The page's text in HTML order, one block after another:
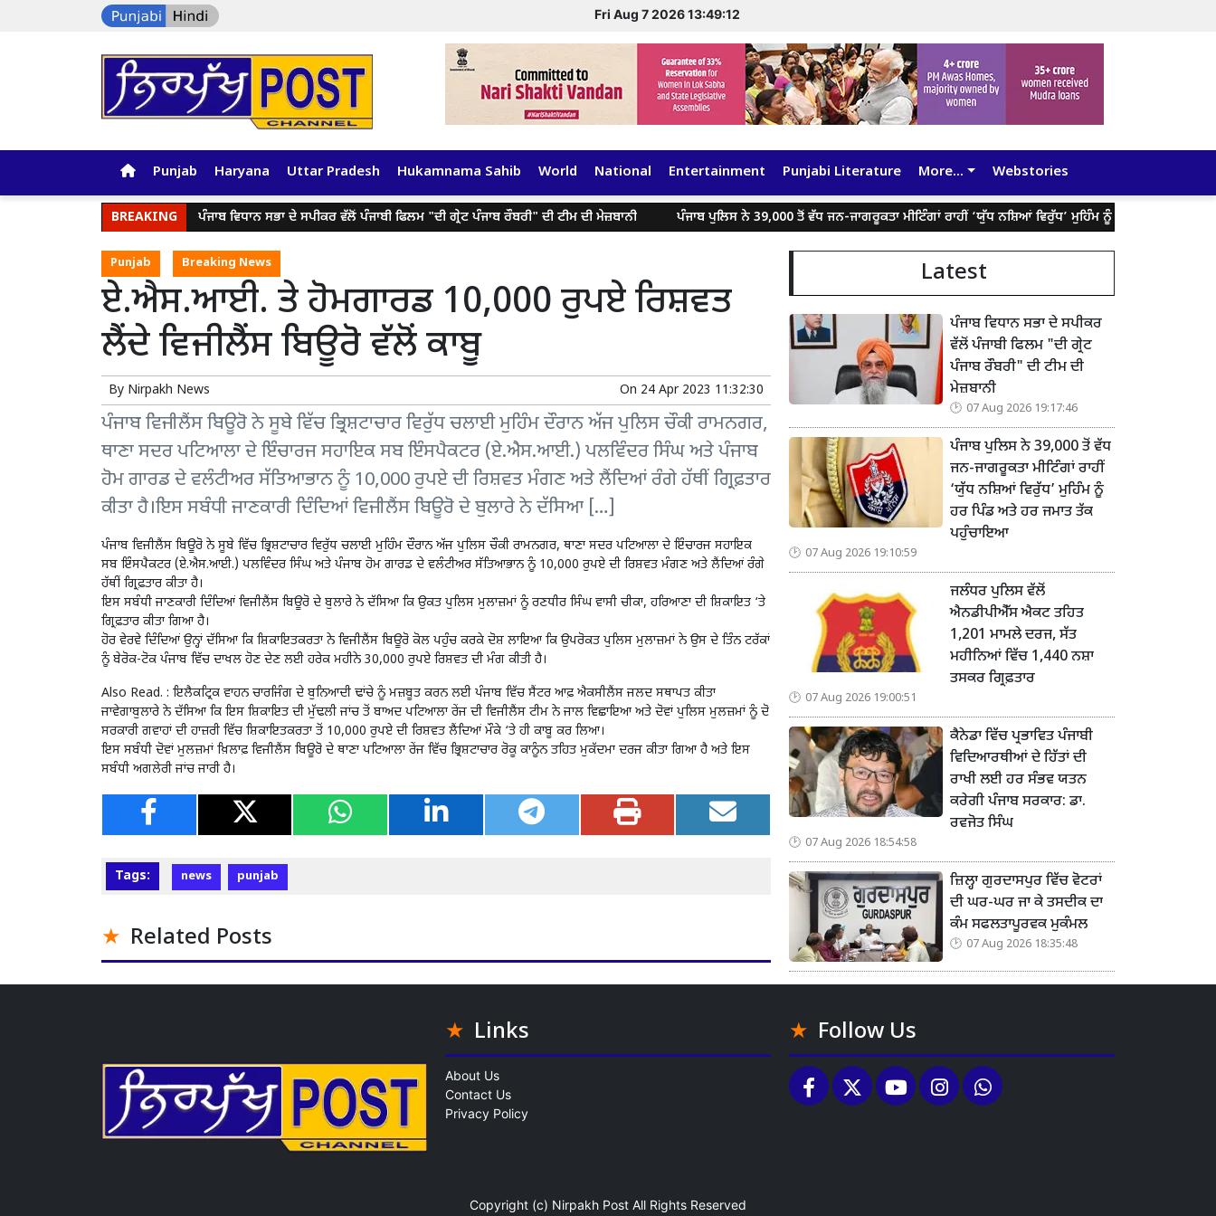
Fri Aug 7 2026 13:49:12
Punjab Haryana Uttar Pradesh Hukamnama Sahib World National Entertainment Punjabi Literature More... Webstories
BREAKINGਪੰਜਾਬ ਵਿਧਾਨ ਸਭਾ ਦੇ ਸਪੀਕਰ ਵੱਲੋਂ ਪੰਜਾਬੀ ਫਿਲਮ "ਦੀ ਗ੍ਰੇਟ ਪੰਜਾਬ ਰੌਬਰੀ" ਦੀ ਟੀਮ ਦੀ ਮੇਜ਼ਬਾਨੀ ਪੰਜਾਬ ਪੁਲਿਸ ਨੇ 39,000 ਤੋਂ ਵੱਧ ਜਨ-ਜਾਗਰੂਕਤਾ ਮੀਟਿੰਗਾਂ ਰਾਹੀਂ ‘ਯੁੱਧ ਨਸ਼ਿਆਂ ਵਿਰੁੱਧ’ ਮੁਹਿੰਮ ਨੂੰ ਹਰ ਪਿੰਡ ਅਤੇ ਹਰ
Punjab Breaking News
ਏ.ਐਸ.ਆਈ. ਤੇ ਹੋਮਗਾਰਡ 10,000 ਰੁਪਏ ਰਿਸ਼ਵਤ
ਲੈਂਦੇ ਵਿਜੀਲੈਂਸ ਬਿਊਰੋ ਵੱਲੋਂ ਕਾਬੂ
By Nirpakh News On 24 Apr 2023 11:32:30
ਪੰਜਾਬ ਵਿਜੀਲੈਂਸ ਬਿਊਰੋ ਨੇ ਸੂਬੇ ਵਿੱਚ ਭ੍ਰਿਸ਼ਟਾਚਾਰ ਵਿਰੁੱਧ ਚਲਾਈ ਮੁਹਿੰਮ ਦੌਰਾਨ ਅੱਜ ਪੁਲਿਸ ਚੌਕੀ ਰਾਮਨਗਰ,
ਥਾਣਾ ਸਦਰ ਪਟਿਆਲਾ ਦੇ ਇੰਚਾਰਜ ਸਹਾਇਕ ਸਬ ਇੰਸਪੈਕਟਰ (ਏ.ਐਸ.ਆਈ.) ਪਲਵਿੰਦਰ ਸਿੰਘ ਅਤੇ ਪੰਜਾਬ
ਹੋਮ ਗਾਰਡ ਦੇ ਵਲੰਟੀਅਰ ਸੱਤਿਆਭਾਨ ਨੂੰ 10,000 ਰੁਪਏ ਦੀ ਰਿਸ਼ਵਤ ਮੰਗਣ ਅਤੇ ਲੈਂਦਿਆਂ ਰੰਗੇ ਹੱਥੀਂ ਗ੍ਰਿਫ਼ਤਾਰ
ਕੀਤਾ ਹੈ।ਇਸ ਸਬੰਧੀ ਜਾਣਕਾਰੀ ਦਿੰਦਿਆਂ ਵਿਜੀਲੈਂਸ ਬਿਊਰੋ ਦੇ ਬੁਲਾਰੇ ਨੇ ਦੱਸਿਆ […]
ਪੰਜਾਬ ਵਿਜੀਲੈਂਸ ਬਿਊਰੋ ਨੇ ਸੂਬੇ ਵਿੱਚ ਭ੍ਰਿਸ਼ਟਾਚਾਰ ਵਿਰੁੱਧ ਚਲਾਈ ਮੁਹਿੰਮ ਦੌਰਾਨ ਅੱਜ ਪੁਲਿਸ ਚੌਕੀ ਰਾਮਨਗਰ, ਥਾਣਾ ਸਦਰ ਪਟਿਆਲਾ ਦੇ ਇੰਚਾਰਜ ਸਹਾਇਕ
ਸਬ ਇੰਸਪੈਕਟਰ (ਏ.ਐਸ.ਆਈ.) ਪਲਵਿੰਦਰ ਸਿੰਘ ਅਤੇ ਪੰਜਾਬ ਹੋਮ ਗਾਰਡ ਦੇ ਵਲੰਟੀਅਰ ਸੱਤਿਆਭਾਨ ਨੂੰ 10,000 ਰੁਪਏ ਦੀ ਰਿਸ਼ਵਤ ਮੰਗਣ ਅਤੇ ਲੈਂਦਿਆਂ ਰੰਗੇ
ਹੱਥੀਂ ਗ੍ਰਿਫ਼ਤਾਰ ਕੀਤਾ ਹੈ।
ਇਸ ਸਬੰਧੀ ਜਾਣਕਾਰੀ ਦਿੰਦਿਆਂ ਵਿਜੀਲੈਂਸ ਬਿਊਰੋ ਦੇ ਬੁਲਾਰੇ ਨੇ ਦੱਸਿਆ ਕਿ ਉਕਤ ਪੁਲਿਸ ਮੁਲਾਜ਼ਮਾਂ ਨੂੰ ਰਣਧੀਰ ਸਿੰਘ ਵਾਸੀ ਚੀਕਾ, ਹਰਿਆਣਾ ਦੀ ਸ਼ਿਕਾਇਤ ‘ਤੇ
ਗ੍ਰਿਫ਼ਤਾਰ ਕੀਤਾ ਗਿਆ ਹੈ।
ਹੋਰ ਵੇਰਵੇ ਦਿੰਦਿਆਂ ਉਨ੍ਹਾਂ ਦੱਸਿਆ ਕਿ ਸ਼ਿਕਾਇਤਕਰਤਾ ਨੇ ਵਿਜੀਲੈਂਸ ਬਿਊਰੋ ਕੋਲ ਪਹੁੰਚ ਕਰਕੇ ਦੋਸ਼ ਲਾਇਆ ਕਿ ਉਪਰੋਕਤ ਪੁਲਿਸ ਮੁਲਾਜ਼ਮਾਂ ਨੇ ਉਸ ਦੇ ਤਿੰਨ ਟਰੱਕਾਂ
ਨੂੰ ਬੇਰੋਕ-ਟੋਕ ਪੰਜਾਬ ਵਿੱਚ ਦਾਖਲ ਹੋਣ ਦੇਣ ਲਈ ਹਰੇਕ ਮਹੀਨੇ 30,000 ਰੁਪਏ ਰਿਸ਼ਵਤ ਦੀ ਮੰਗ ਕੀਤੀ ਹੈ।
Also Read. : ਇਲੈਕਟ੍ਰਿਕ ਵਾਹਨ ਚਾਰਜਿੰਗ ਦੇ ਬੁਨਿਆਦੀ ਢਾਂਚੇ ਨੂੰ ਮਜ਼ਬੂਤ ਕਰਨ ਲਈ ਪੰਜਾਬ ਵਿੱਚ ਸੈਂਟਰ ਆਫ਼ ਐਕਸੀਲੈਂਸ ਜਲਦ ਸਥਾਪਤ ਕੀਤਾ
ਜਾਵੇਗਾਬੁਲਾਰੇ ਨੇ ਦੱਸਿਆ ਕਿ ਇਸ ਸ਼ਿਕਾਇਤ ਦੀ ਮੁੱਢਲੀ ਜਾਂਚ ਤੋਂ ਬਾਅਦ ਪਟਿਆਲਾ ਰੇਂਜ ਦੀ ਵਿਜੀਲੈਂਸ ਟੀਮ ਨੇ ਜਾਲ ਵਿਛਾਇਆ ਅਤੇ ਦੋਵਾਂ ਪੁਲਿਸ ਮੁਲਜ਼ਮਾਂ ਨੂੰ ਦੋ
ਸਰਕਾਰੀ ਗਵਾਹਾਂ ਦੀ ਹਾਜ਼ਰੀ ਵਿੱਚ ਸ਼ਿਕਾਇਤਕਰਤਾ ਤੋਂ 10,000 ਰੁਪਏ ਦੀ ਰਿਸ਼ਵਤ ਲੈਂਦਿਆਂ ਮੌਕੇ ‘ਤੇ ਹੀ ਕਾਬੂ ਕਰ ਲਿਆ।
ਇਸ ਸਬੰਧੀ ਦੋਵਾਂ ਮੁਲਜ਼ਮਾਂ ਖ਼ਿਲਾਫ਼ ਵਿਜੀਲੈਂਸ ਬਿਊਰੋ ਦੇ ਥਾਣਾ ਪਟਿਆਲਾ ਰੇਂਜ ਵਿੱਚ ਭ੍ਰਿਸ਼ਟਾਚਾਰ ਰੋਕੂ ਕਾਨੂੰਨ ਤਹਿਤ ਮੁਕੱਦਮਾ ਦਰਜ ਕੀਤਾ ਗਿਆ ਹੈ ਅਤੇ ਇਸ
ਸਬੰਧੀ ਅਗਲੇਰੀ ਜਾਂਚ ਜਾਰੀ ਹੈ।
Tags: news punjab
Related Posts
Latest
ਪੰਜਾਬ ਵਿਧਾਨ ਸਭਾ ਦੇ ਸਪੀਕਰ
ਵੱਲੋਂ ਪੰਜਾਬੀ ਫਿਲਮ "ਦੀ ਗ੍ਰੇਟ
ਪੰਜਾਬ ਰੌਬਰੀ" ਦੀ ਟੀਮ ਦੀ
ਮੇਜ਼ਬਾਨੀ
07 Aug 2026 19:17:46
ਪੰਜਾਬ ਪੁਲਿਸ ਨੇ 39,000 ਤੋਂ ਵੱਧ
ਜਨ-ਜਾਗਰੂਕਤਾ ਮੀਟਿੰਗਾਂ ਰਾਹੀਂ
‘ਯੁੱਧ ਨਸ਼ਿਆਂ ਵਿਰੁੱਧ’ ਮੁਹਿੰਮ ਨੂੰ
ਹਰ ਪਿੰਡ ਅਤੇ ਹਰ ਜਮਾਤ ਤੱਕ
ਪਹੁੰਚਾਇਆ
07 Aug 2026 19:10:59
ਜਲੰਧਰ ਪੁਲਿਸ ਵੱਲੋਂ
ਐਨਡੀਪੀਐੱਸ ਐਕਟ ਤਹਿਤ
1,201 ਮਾਮਲੇ ਦਰਜ, ਸੱਤ
ਮਹੀਨਿਆਂ ਵਿੱਚ 1,440 ਨਸ਼ਾ
ਤਸਕਰ ਗ੍ਰਿਫ਼ਤਾਰ
07 Aug 2026 19:00:51
ਕੈਨੇਡਾ ਵਿੱਚ ਪ੍ਰਭਾਵਿਤ ਪੰਜਾਬੀ
ਵਿਦਿਆਰਥੀਆਂ ਦੇ ਹਿੱਤਾਂ ਦੀ
ਰਾਖੀ ਲਈ ਹਰ ਸੰਭਵ ਯਤਨ
ਕਰੇਗੀ ਪੰਜਾਬ ਸਰਕਾਰ: ਡਾ.
ਰਵਜੋਤ ਸਿੰਘ
07 Aug 2026 18:54:58
ਜ਼ਿਲ੍ਹਾ ਗੁਰਦਾਸਪੁਰ ਵਿੱਚ ਵੋਟਰਾਂ
ਦੀ ਘਰ-ਘਰ ਜਾ ਕੇ ਤਸਦੀਕ ਦਾ
ਕੰਮ ਸਫਲਤਾਪੂਰਵਕ ਮੁਕੰਮਲ
07 Aug 2026 18:35:48
Links
About Us
Contact Us
Privacy Policy
Follow Us
Copyright (c) Nirpakh Post All Rights Reserved